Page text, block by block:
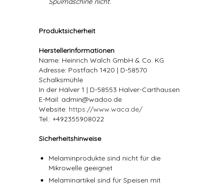
Produktsicherheit
Herstellerinformationen
Name: Heinrich Walch GmbH & Co. KG
Adresse: Postfach 1420 | D-58570
Schalksmühle
In der Hälver 1 | D-58553 Halver-Carthausen
E-Mail: admin@wadoo.de
Website: https://www.waca.de/
Tel.: +492355908022
Sicherheitshinweise
Melaminprodukte sind nicht für die
Mikrowelle geeignet
Melaminartikel sind für Speisen mit